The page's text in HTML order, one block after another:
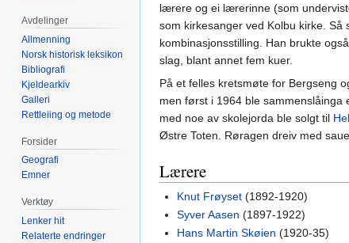
lærere og ei lærerinne (som
som kirkesanger ved Kolbu kirke. Så
kombinasjonsstilling. Han brukte
slag, blant annet fem kuer.
På et felles kretsmøte for Bergseng
men først i 1964 ble sammenslåinga
med noe av skolejorda ble solgt til
Østre Toten. Røragen dreiv med
Lærere
Knut Frøyset (1892-1920)
Syver Aasen (1897-1922)
Hans Martin Skøien (1920-35)
Avdelinger
Allmenning
Norsk historisk leksikon
Bibliografi
Kjeldearkiv
Galleri
Rettleiing og metode
Forsider
Geografi
Emner
Verktøy
Lenker hit
Relaterte endringer